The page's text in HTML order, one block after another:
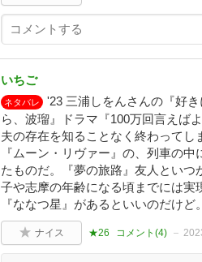
いちご
ネタバレ
'23 三浦しをんさんの『好
ら、波瑠』ドラマ『100万回言えば
夫の存在を知ることなく終わってし
『ムーン・リヴァー』の、列車の
たものだ。『夢の旅路』友人とい
子や志摩の年齢になる頃までには
『ななつ星』があるといいのだけど。
ナイス ★26 コメント(4)